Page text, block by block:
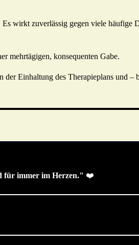
wirkt zuverlässig gegen viele häufige
mehrtägigen, konsequenten Gabe.
Einhaltung des Therapieplans und –
für immer im Herzen." ❤️